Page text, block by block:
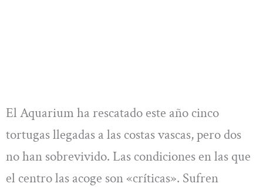
El Aquarium ha rescatado este año cinco
tortugas llegadas a las costas vascas, pero dos
no han sobrevivido. Las condiciones en las que
el centro las acoge son «críticas». Sufren